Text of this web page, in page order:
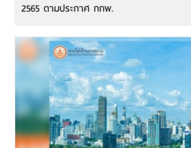
2565 ตามประกาศ กกพ.